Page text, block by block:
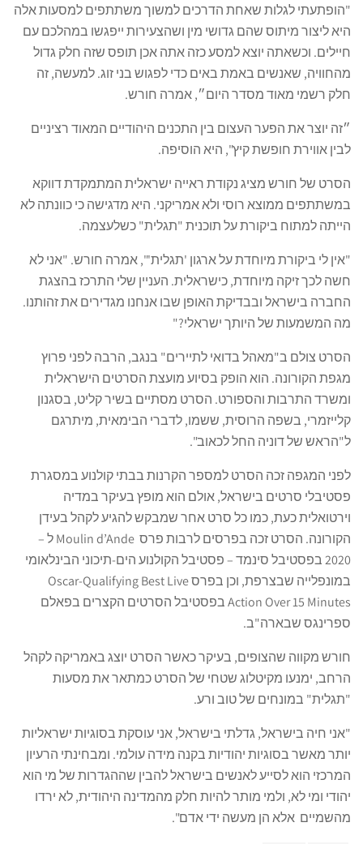
"הופתעתי לגלות שאחת הדרכים למשוך משתתפים למסעות אלה
היא ליצור מיתוס שהם גדושי מין ושהצעירות ייפגשו במהלכם עם
חיילים. וכשאתה יוצא למסע כזה אתה אכן תופס שזה חלק גדול
מהחוויה, שאנשים באמת באים כדי לפגוש בני זוג. למעשה, זה
חלק רשמי מאוד מסדר היום״, אמרה חורש.
״זה יוצר את הפער העצום בין התכנים היהודיים המאוד רציניים
לבין אווירת חופשת קיץ", היא הוסיפה.
הסרט של חורש מציג נקודת ראייה ישראלית המתמקדת דווקא
במשתתפים ממוצא רוסי ולא אמריקני. היא מדגישה כי כוונתה לא
הייתה למתוח ביקורת על תוכנית "תגלית" כשלעצמה.
"אין לי ביקורת מיוחדת על ארגון 'תגלית'", אמרה חורש. "אני לא
חשה לכך זיקה מיוחדת, כישראלית. העניין שלי התרכז בהצגת
החברה בישראל ובבדיקת האופן שבו אנחנו מגדירים את זהותנו.
מה המשמעות של היותך ישראלי?"
הסרט צולם ב"מאהל בדואי לתיירים" בנגב, הרבה לפני פרוץ
מגפת הקורונה. הוא הופק בסיוע מועצת הסרטים הישראלית
ומשרד התרבות והספורט. הסרט מסתיים בשיר קליט, בסגנון
קלייזמרי, בשפה הרוסית, ששמו, לדברי הבימאית, מיתרגם
ל"הראש של דוניה החל לכאוב".
לפני המגפה זכה הסרט למספר הקרנות בבתי קולנוע במסגרת
פסטיבלי סרטים בישראל, אולם הוא מופץ בעיקר במדיה
וירטואלית כעת, כמו כל סרט אחר שמבקש להגיע לקהל בעידן
הקורונה. הסרט זכה בפרסים לרבות פרס Moulin d’Ande ל –
2020 בפסטיבל סינמד – פסטיבל הקולנוע הים-תיכוני הבינלאומי
במונפלייה שבצרפת, וכן בפרס Oscar-Qualifying Best Live
Action Over 15 Minutes בפסטיבל הסרטים הקצרים בפאלם
ספרינגס שבארה"ב.
חורש מקווה שהצופים, בעיקר כאשר הסרט יוצג באמריקה לקהל
הרחב, ימנעו מקיטלוג שטחי של הסרט כמתאר את מסעות
"תגלית" במונחים של טוב ורע.
"אני חיה בישראל, גדלתי בישראל, אני עוסקת בסוגיות ישראליות
יותר מאשר בסוגיות יהודיות בקנה מידה עולמי. ומבחינתי הרעיון
המרכזי הוא לסייע לאנשים בישראל להבין שההגדרות של מי הוא
יהודי ומי לא, ולמי מותר להיות חלק מהמדינה היהודית, לא ירדו
מהשמיים אלא הן מעשה ידי אדם".